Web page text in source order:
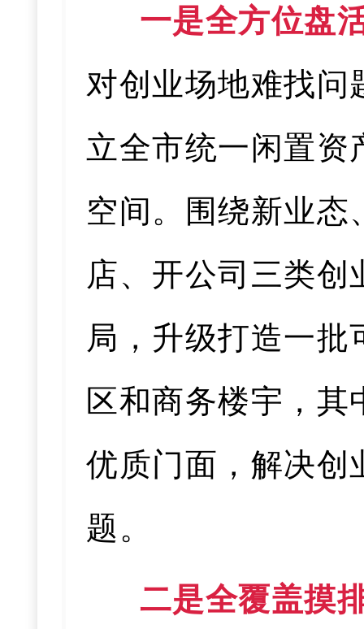
一是全方位盘
对创业场地难找问
立全市统一闲置资
空间。围绕新业
店、开公司三类
局，升级打造一批
区和商务楼宇，其
优质门面，解决创
题。
二是全覆盖摸